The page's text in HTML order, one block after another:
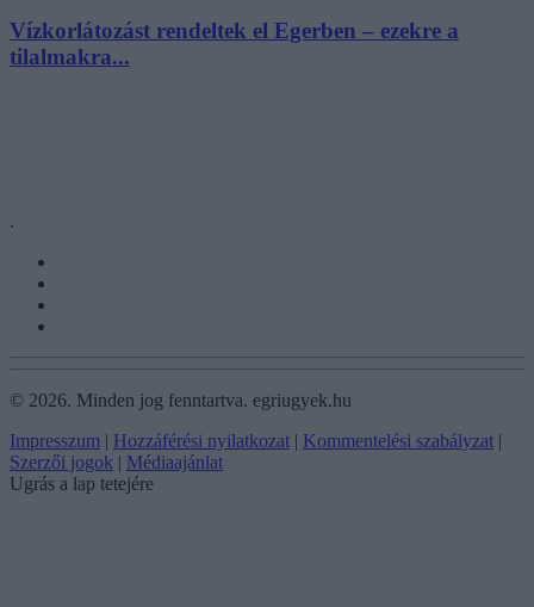
Vízkorlátozást rendeltek el Egerben – ezekre a
tilalmakra...
.
© 2026. Minden jog fenntartva. egriugyek.hu
Impresszum | Hozzáférési nyilatkozat | Kommentelési szabályzat |
Szerzői jogok | Médiaajánlat
Ugrás a lap tetejére